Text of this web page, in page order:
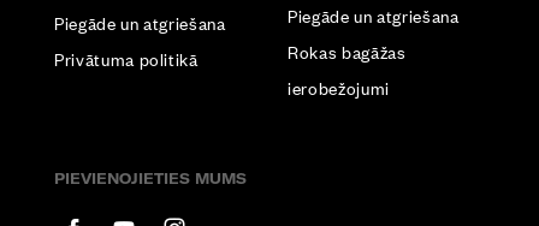
Piegāde un atgriešana
Privātuma politikā
Piegāde un atgriešana
Rokas bagāžas
ierobežojumi
PIEVIENOJIETIES MUMS